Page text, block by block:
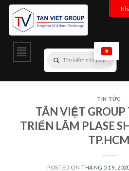
TIN TỨC
TÂN VIỆT
TRIỂN LÃM PLASE
TP.HCM
POSTED ON THÁNG 5 19,